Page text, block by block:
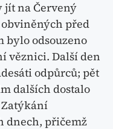
jít na Červený
před
odsouzeno
věznici. Další den
odpůrců; pět
dalších dostalo
dnech, přičemž